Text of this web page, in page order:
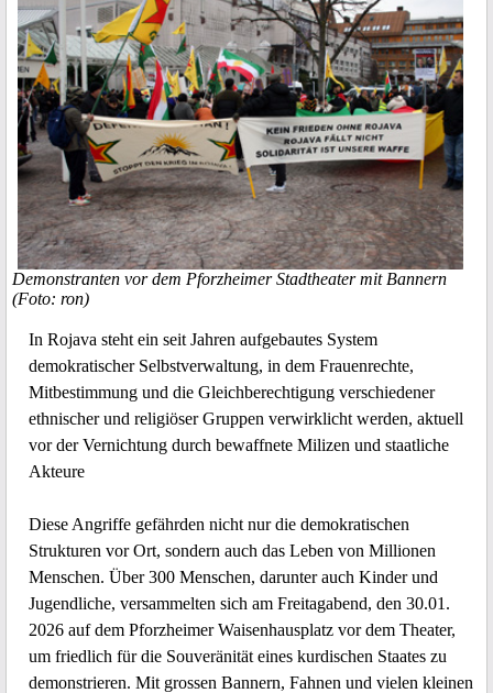
Demonstranten vor dem Pforzheimer Stadtheater mit Bannern
(Foto: ron)
In Rojava steht ein seit Jahren aufgebautes System
demokratischer Selbstverwaltung, in dem Frauenrechte,
Mitbestimmung und die Gleichberechtigung verschiedener
ethnischer und religiöser Gruppen verwirklicht werden, aktuell
vor der Vernichtung durch bewaffnete Milizen und staatliche
Akteure
Diese Angriffe gefährden nicht nur die demokratischen
Strukturen vor Ort, sondern auch das Leben von Millionen
Menschen. Über 300 Menschen, darunter auch Kinder und
Jugendliche, versammelten sich am Freitagabend, den 30.01.
2026 auf dem Pforzheimer Waisenhausplatz vor dem Theater,
um friedlich für die Souveränität eines kurdischen Staates zu
demonstrieren. Mit grossen Bannern, Fahnen und vielen kleinen